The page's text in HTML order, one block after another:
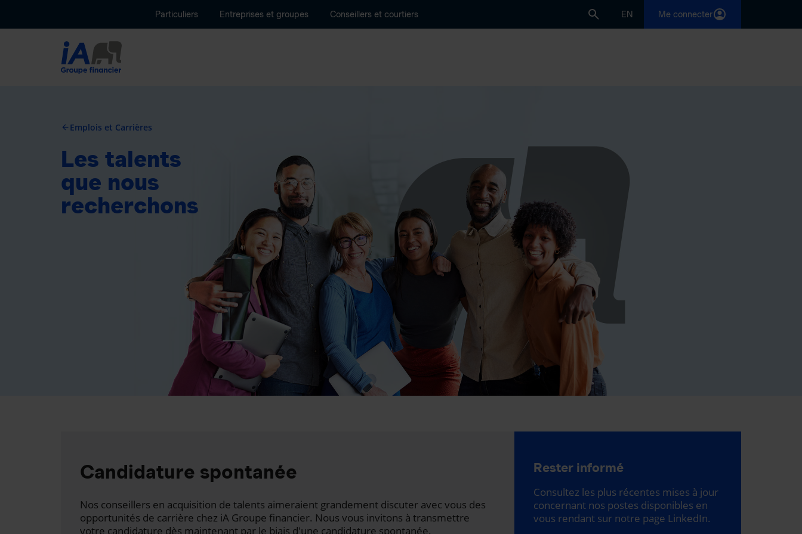
Particuliers Entreprises et groupes Conseillers et courtiers EN Me connecter
arrow_back Emplois et Carrières
Les talents
que nous
recherchons
Candidature spontanée
Nos conseillers en acquisition de talents aimeraient grandement discuter avec vous des
opportunités de carrière chez iA Groupe financier. Nous vous invitons à transmettre
votre candidature dès maintenant par le biais d'une candidature spontanée.
Rester informé
Consultez les plus récentes mises à jour
concernant nos postes disponibles en
vous rendant sur notre page LinkedIn.